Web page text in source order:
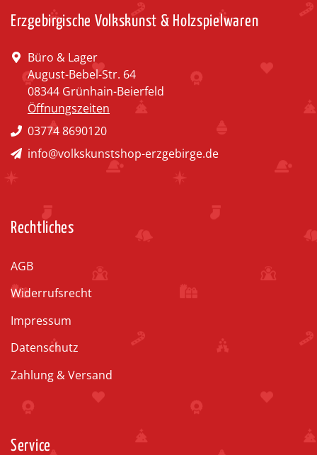
Erzgebirgische Volkskunst & Holzspielwaren
Büro & Lager
August-Bebel-Str. 64
08344 Grünhain-Beierfeld
Öffnungszeiten
03774 8690120
info@volkskunstshop-erzgebirge.de
Rechtliches
AGB
Widerrufsrecht
Impressum
Datenschutz
Zahlung & Versand
Service